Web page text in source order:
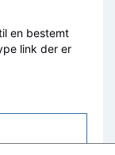
en bestemt
link der er